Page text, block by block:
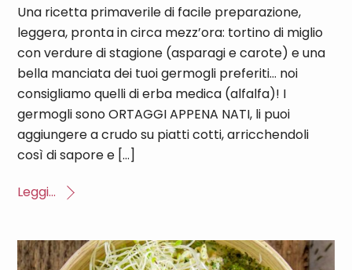
Una ricetta primaverile di facile preparazione,
leggera, pronta in circa mezz’ora: tortino di miglio
con verdure di stagione (asparagi e carote) e una
bella manciata dei tuoi germogli preferiti… noi
consigliamo quelli di erba medica (alfalfa)! I
germogli sono ORTAGGI APPENA NATI, li puoi
aggiungere a crudo su piatti cotti, arricchendoli
così di sapore e […]
Leggi...